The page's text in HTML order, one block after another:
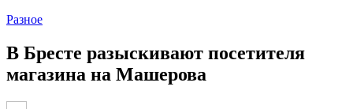
Разное
В Бресте разыскивают посетителя
магазина на Машерова